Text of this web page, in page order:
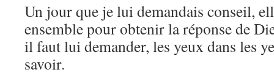
Un jour que je lui demandais conseil,
ensemble pour obtenir la réponse de
il faut lui demander, les yeux dans les
savoir.